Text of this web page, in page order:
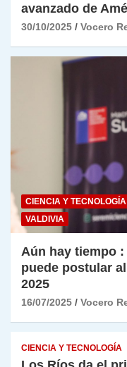
avanzado de
30/10/2025 Vocero
CIENCIA Y TECNOLOGÍA
VALDIVIA
Aún hay tiempo
puede postular
2025
16/07/2025 Vocero
CIENCIA Y TECNOLOGÍA